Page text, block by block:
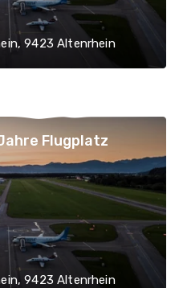
9423 Altenrhein
Flugplatz
9423 Altenrhein